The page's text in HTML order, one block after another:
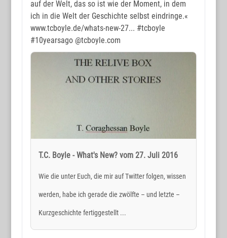
auf der Welt, das so ist wie der Moment, in dem
ich in die Welt der Geschichte selbst eindringe.«
www.tcboyle.de/whats-new-27... #tcboyle
#10yearsago@tcboyle.com
T.C. Boyle - What's New? vom 27. Juli 2016
Wie die unter Euch, die mir auf Twitter folgen, wissen
werden, habe ich gerade die zwölfte – und letzte –
Kurzgeschichte fertiggestellt ...